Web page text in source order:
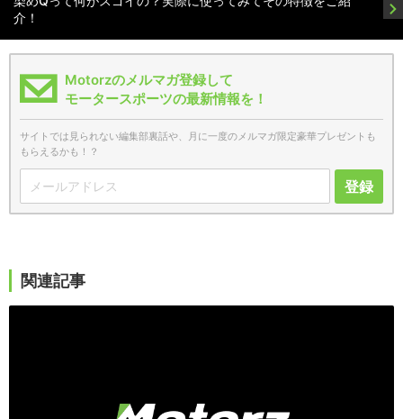
介！
Motorzのメルマガ登録して
モータースポーツの最新情報を！
サイトでは見られない編集部裏話や、月に一度のメルマガ限定豪華プレゼントも
もらえるかも！？
登録
関連記事